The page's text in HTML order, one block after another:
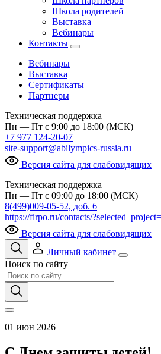
Школа родителей
Выставка
Вебинары
Контакты
Вебинары
Выставка
Сертификаты
Партнеры
Техническая поддержка
Пн — Пт с 9:00 до 18:00 (МСК)
+7 977 124-20-07
site-support@abilympics-russia.ru
Версия сайта для слабовидящих
Техническая поддержка
Пн — Пт с 09:00 до 18:00 (МСК)
8(499)009-05-52, доб. 6
https://firpo.ru/contacts/
Версия сайта для слабовидящих
Личный кабинет
Поиск по сайту
01 июн 2026